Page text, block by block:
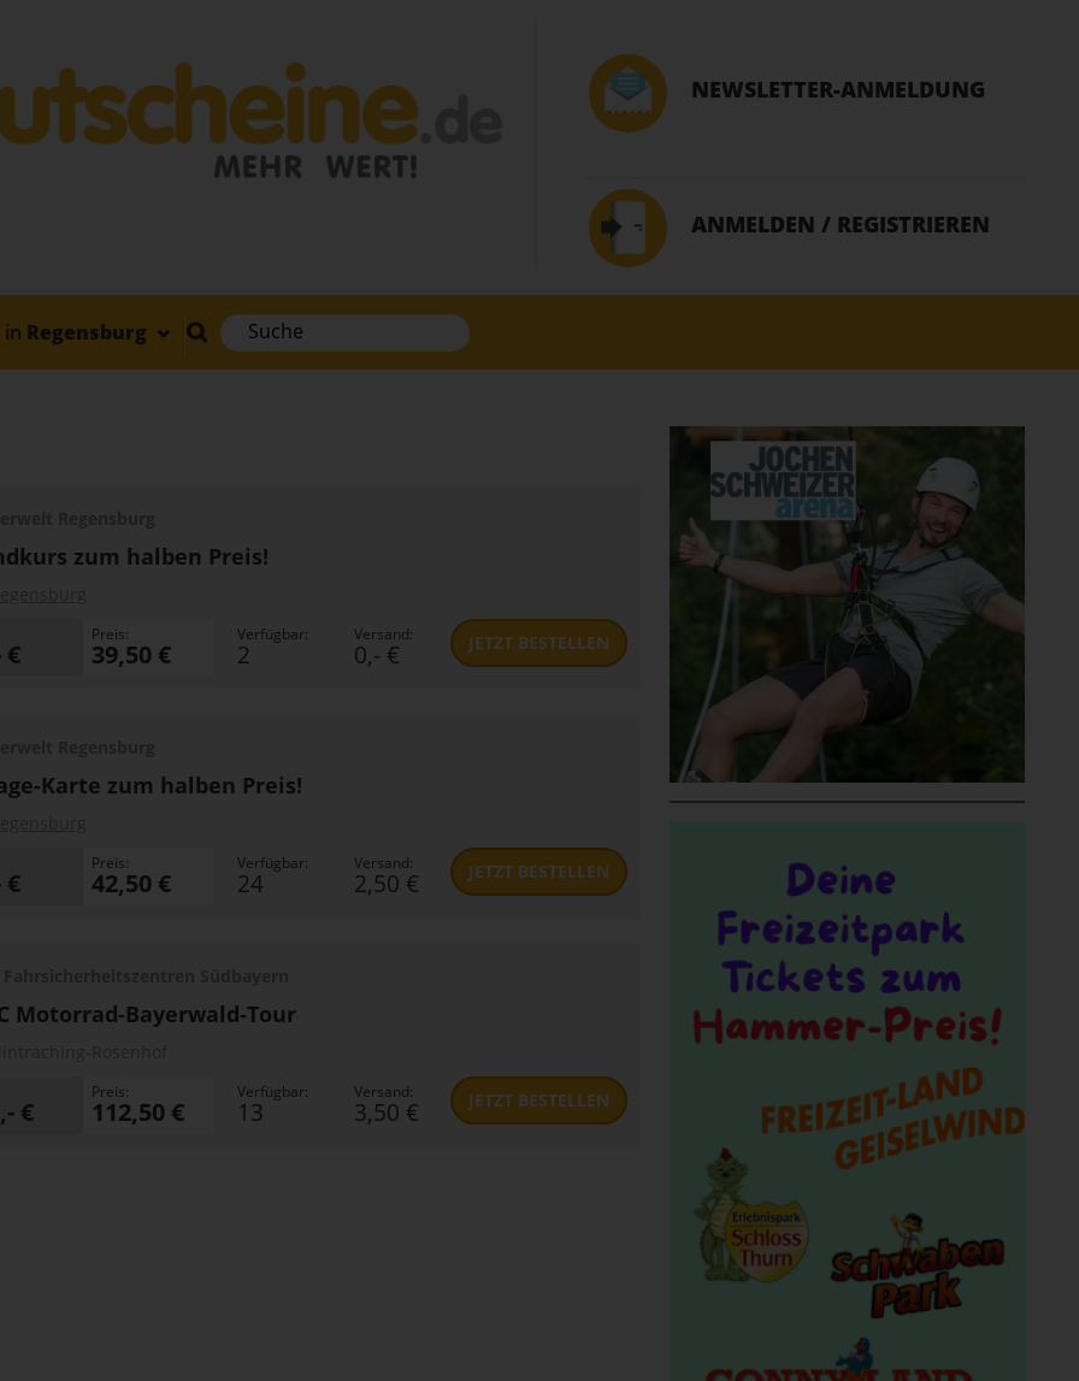
NEWSLETTER-ANMELDUNG
ANMELDEN / REGISTRIEREN
in Regensburg
zum halben Preis!
JETZTBESTELLEN
€
Preis:
39,50 €
Verfügbar:
2
Versand:
0,- €
Karte zum halben Preis!
JETZTBESTELLEN
€
Preis:
42,50 €
Verfügbar:
24
Versand:
2,50 €
Motorrad-Bayerwald-Tour
JETZTBESTELLEN
€
Preis:
112,50 €
Verfügbar:
13
Versand:
3,50 €